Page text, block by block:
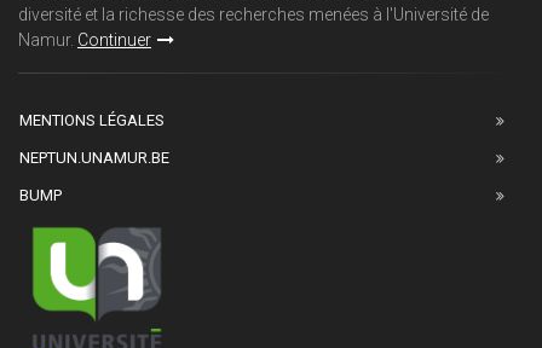
diversité et la richesse des recherches menées à l'Université de
Namur. Continuer
MENTIONS LÉGALES
NEPTUN.UNAMUR.BE
BUMP